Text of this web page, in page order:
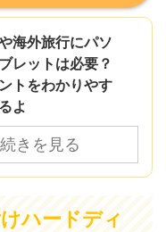
海外旅行にパソ
レットは必要？
トをわかりやす
よ
続きを見る
ハードディ